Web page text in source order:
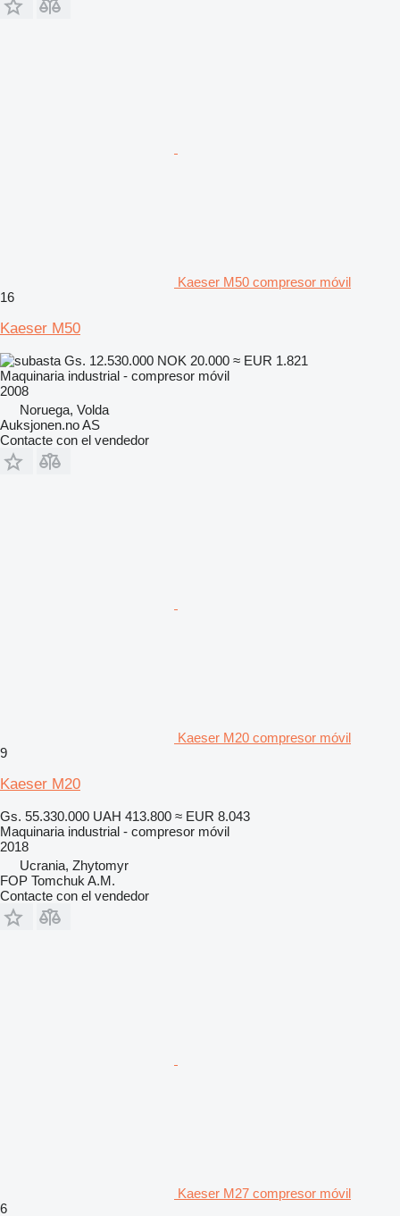
Kaeser M50 compresor móvil
16
Kaeser M50
Gs. 12.530.000 NOK 20.000 ≈ EUR 1.821
Maquinaria industrial - compresor móvil
2008
Noruega, Volda
Auksjonen.no AS
Contacte con el vendedor
Kaeser M20 compresor móvil
9
Kaeser M20
Gs. 55.330.000 UAH 413.800 ≈ EUR 8.043
Maquinaria industrial - compresor móvil
2018
Ucrania, Zhytomyr
FOP Tomchuk A.M.
Contacte con el vendedor
Kaeser M27 compresor móvil
6